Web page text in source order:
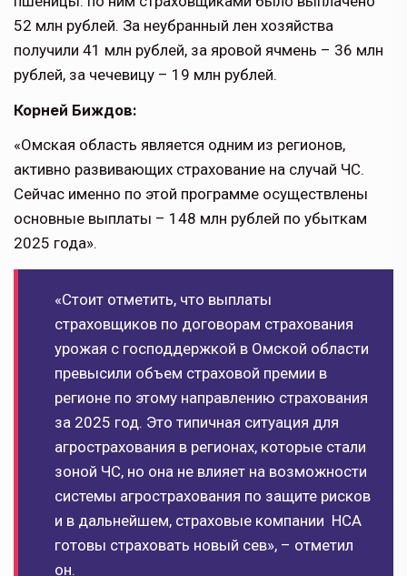
52 млн рублей. За неубранный лен хозяйства
получили 41 млн рублей, за яровой ячмень – 36 млн
рублей, за чечевицу – 19 млн рублей.
Корней Биждов:
«Омская область является одним из регионов,
активно развивающих страхование на случай ЧС.
Сейчас именно по этой программе осуществлены
основные выплаты – 148 млн рублей по убыткам
2025 года».
«Стоит отметить, что выплаты
страховщиков по договорам страхования
урожая с господдержкой в Омской области
превысили объем страховой премии в
регионе по этому направлению страхования
за 2025 год. Это типичная ситуация для
агрострахования в регионах, которые стали
зоной ЧС, но она не влияет на возможности
системы агрострахования по защите рисков
и в дальнейшем, страховые компании НСА
готовы страховать новый сев», – отметил
он.